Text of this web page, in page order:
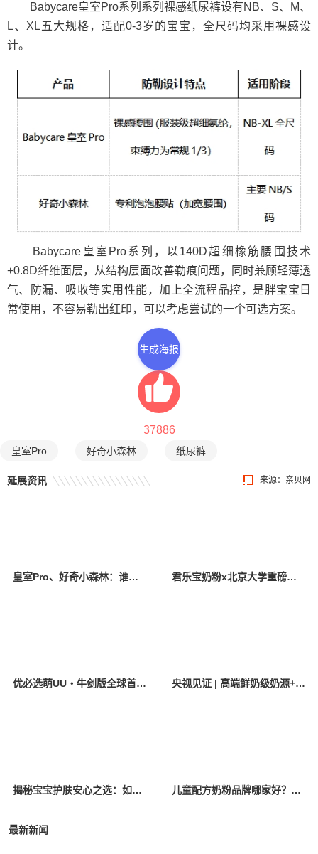
Babycare皇室Pro系列系列裸感纸尿裤设有NB、S、M、
L、XL五大规格，适配0-3岁的宝宝，全尺码均采用裸感设
计。
Babycare皇室Pro系列，以140D超细橡筋腰围技术
+0.8D纤维面层，从结构层面改善勒痕问题，同时兼顾轻薄透
气、防漏、吸收等实用性能，加上全流程品控，是胖宝宝日
常使用，不容易勒出红印，可以考虑尝试的一个可选方案。
生成海报
37886
皇室Pro 好奇小森林 纸尿裤
来源： 亲贝网
延展资讯
皇室Pro、好奇小森林：谁才是真正不勒胖宝宝肚子大腿的纸尿裤？ 君乐宝奶粉x北京大学重磅成果发布：中国多民族母乳研究+临床实证双突破
优必选萌UU・牛剑版全球首发，打造AI时代育娃新标杆 央视见证 | 高端鲜奶级奶源+突破性IgG，优萃宝爱铸就国粉底气！
揭秘宝宝护肤安心之选：如何用精简配方，兼顾功效与肤感？ 儿童配方奶粉品牌哪家好？2026年深度评测：5款产品多维度对比
最新新闻